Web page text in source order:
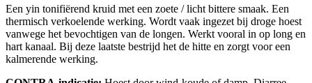
Een yin tonifiërend kruid met een zoete / licht bittere smaak. Een
thermisch verkoelende werking. Wordt vaak ingezet bij droge hoest
vanwege het bevochtigen van de longen. Werkt vooral in op long en
hart kanaal. Bij deze laatste bestrijd het de hitte en zorgt voor een
kalmerende werking.